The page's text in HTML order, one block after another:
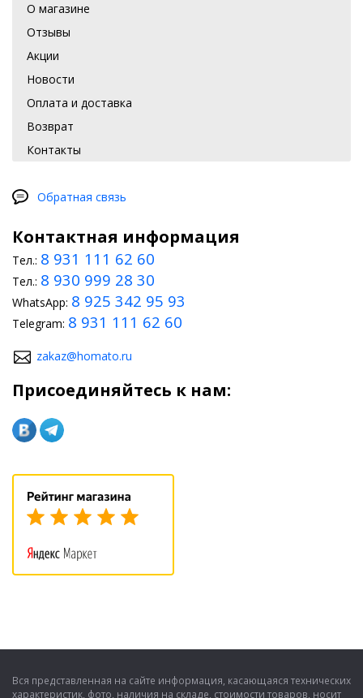
О магазине
Отзывы
Акции
Новости
Оплата и доставка
Возврат
Контакты
Обратная связь
Контактная информация
Тел.: 8 931 111 62 60
Тел.: 8 930 999 28 30
WhatsApp: 8 925 342 95 93
Telegram: 8 931 111 62 60
zakaz@homato.ru
Присоединяйтесь к нам:
Вся представленная на сайте информация, касающаяся технических
характеристик, фото, наличия на складе, стоимости товаров, носит